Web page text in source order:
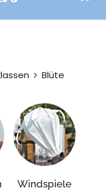
Blüte
Windspiele